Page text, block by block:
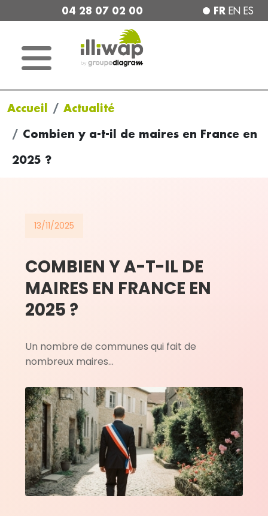
FR EN ES
04 28 07 02 00
Accueil
Actualité
Combien y a-t-il de maires en France en
2025 ?
13/11/2025
COMBIEN Y A-T-IL DE
MAIRES EN FRANCE EN
2025 ?
Un nombre de communes qui fait de
nombreux maires...